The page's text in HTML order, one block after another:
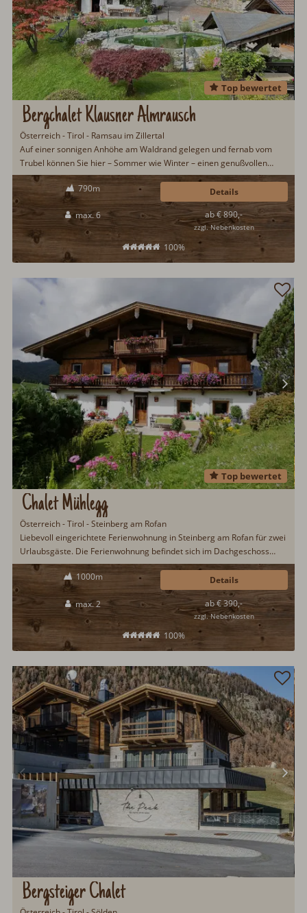
Bergchalet Klausner Almrausch
Top bewertet
Österreich - Tirol - Ramsau im Zillertal
Auf einer sonnigen Anhöhe am Waldrand gelegen und fernab vom
Trubel können Sie hier – Sommer wie Winter – einen genußvollen
Urlaub verbringen. Der 250 Jahre alte Tiroler...
790m
max. 6
100%
ab € 890,-
zzgl. Nebenkosten
Details
Chalet Mühlegg
Top bewertet
Österreich - Tirol - Steinberg am Rofan
Liebevoll eingerichtete Ferienwohnung in Steinberg am Rofan für zwei
Urlaubsgäste. Die Ferienwohnung befindet sich im Dachgeschoss
eines Bauernhauses aus dem Jahre 1732. Buchungen ab drei
Übernachtungen möglich. Der nahegelegene Achensee ermöglicht
Sommer wie Winter, ein abwechslungsreiches Urlaubsprogramm...
1000m
max. 2
100%
ab € 390,-
zzgl. Nebenkosten
Details
Bergsteiger Chalet